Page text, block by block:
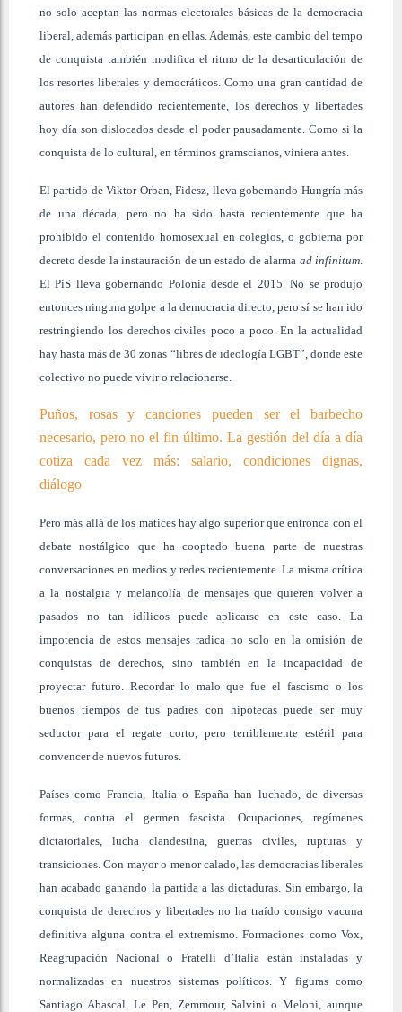
no solo aceptan las normas electorales básicas de la democracia
liberal, además participan en ellas. Además, este cambio del tempo
de conquista también modifica el ritmo de la desarticulación de
los resortes liberales y democráticos. Como una gran cantidad de
autores han defendido recientemente, los derechos y libertades
hoy día son dislocados desde el poder pausadamente. Como si la
conquista de lo cultural, en términos gramscianos, viniera antes.
El partido de Viktor Orban, Fidesz, lleva gobernando Hungría más
de una década, pero no ha sido hasta recientemente que ha
prohibido el contenido homosexual en colegios, o gobierna por
decreto desde la instauración de un estado de alarma ad infinitum
El PiS lleva gobernando Polonia desde el 2015. No se produjo
entonces ninguna golpe a la democracia directo, pero sí se han ido
restringiendo los derechos civiles poco a poco. En la actualidad
hay hasta más de 30 zonas “libres de ideología LGBT”, donde este
colectivo no puede vivir o relacionarse.
Puños, rosas y canciones pueden ser el barbecho
necesario, pero no el fin último. La gestión del día a día
cotiza cada vez más: salario, condiciones dignas,
diálogo
Pero más allá de los matices hay algo superior que entronca con el
debate nostálgico que ha cooptado buena parte de nuestras
conversaciones en medios y redes recientemente. La misma crítica
a la nostalgia y melancolía de mensajes que quieren volver a
pasados no tan idílicos puede aplicarse en este caso. La
impotencia de estos mensajes radica no solo en la omisión de
conquistas de derechos, sino también en la incapacidad de
proyectar futuro. Recordar lo malo que fue el fascismo o los
buenos tiempos de tus padres con hipotecas puede ser muy
seductor para el regate corto, pero terriblemente estéril para
convencer de nuevos futuros.
Países como Francia, Italia o España han luchado, de diversas
formas, contra el germen fascista. Ocupaciones, regímenes
dictatoriales, lucha clandestina, guerras civiles, rupturas y
transiciones. Con mayor o menor calado, las democracias liberales
han acabado ganando la partida a las dictaduras. Sin embargo, la
conquista de derechos y libertades no ha traído consigo vacuna
definitiva alguna contra el extremismo. Formaciones como Vox,
Reagrupación Nacional o Fratelli d’Italia están instaladas y
normalizadas en nuestros sistemas políticos. Y figuras como
Santiago Abascal, Le Pen, Zemmour, Salvini o Meloni, aunque